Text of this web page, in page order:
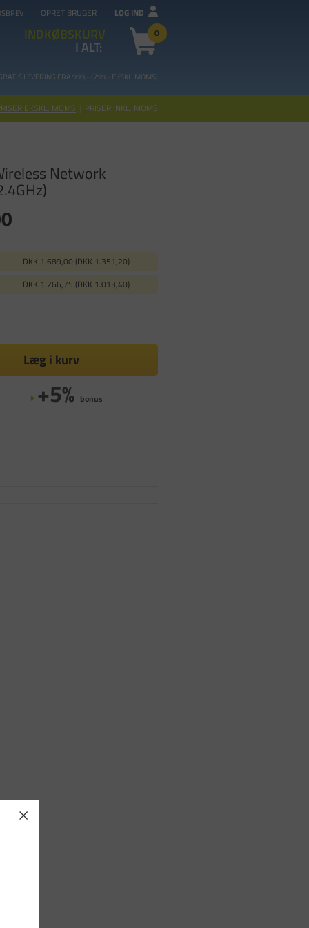
OPRET BRUGER LOG IND
INDKØBSKURV 0
I ALT:
LEVERING FRA 999,- (799,- EKSKL. MOMS)
EKSKL. MOMS | PRISER INKL. MOMS
Network
DKK 1.689,00 (DKK 1.351,20)
DKK 1.266,75 (DKK 1.013,40)
Læg i kurv
+5% bonus